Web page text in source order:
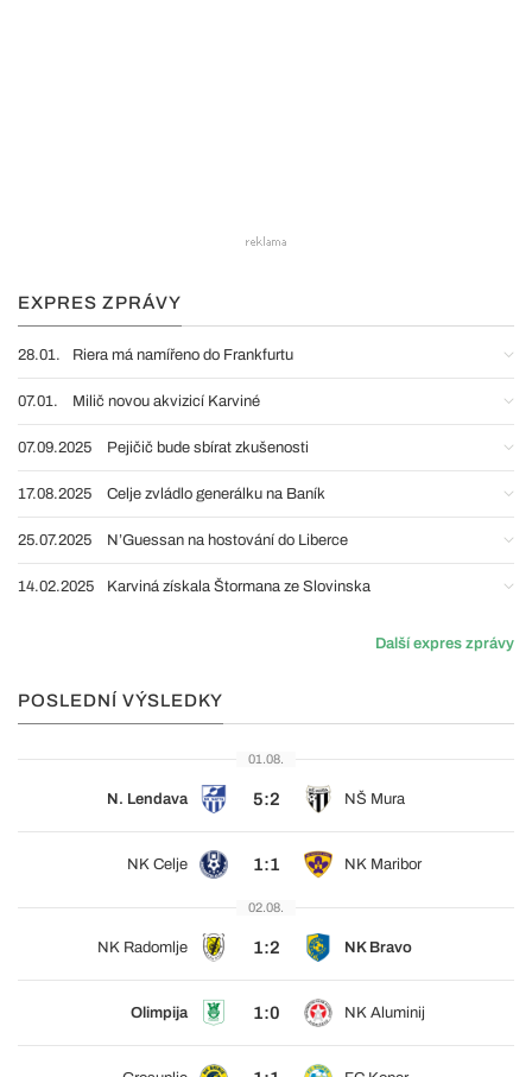
EXPRES ZPRÁVY
28.01. Riera má namířeno do Frankfurtu
07.01. Milič novou akvizicí Karviné
07.09.2025 Pejičič bude sbírat zkušenosti
17.08.2025 Celje zvládlo generálku na Baník
25.07.2025 N’Guessan na hostování do Liberce
14.02.2025 Karviná získala Štormana ze Slovinska
Další expres zprávy
POSLEDNÍ VÝSLEDKY
01.08.
N. Lendava 5:2 NŠ Mura
NK Celje 1:1 NK Maribor
02.08.
NK Radomlje 1:2 NK Bravo
Olimpija 1:0 NK Aluminij